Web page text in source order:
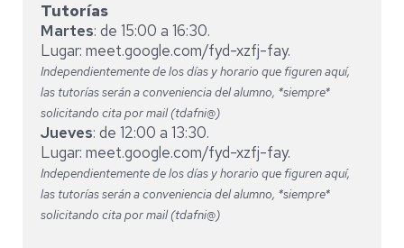
Tutorías
Martes: de 15:00 a 16:30.
Lugar: meet.google.com/fyd-xzfj-fay.
Independientemente de los días y horario que figuren aquí,
las tutorías serán a conveniencia del alumno, *siempre*
solicitando cita por mail (tdafni@)
Jueves: de 12:00 a 13:30.
Lugar: meet.google.com/fyd-xzfj-fay.
Independientemente de los días y horario que figuren aquí,
las tutorías serán a conveniencia del alumno, *siempre*
solicitando cita por mail (tdafni@)